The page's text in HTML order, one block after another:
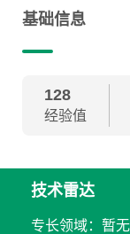
基础信息
128
经验值
技术雷达
专长领域：暂